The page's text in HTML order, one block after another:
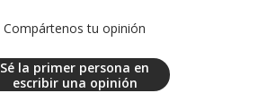
Compártenos tu opinión
Sé la primer persona en
escribir una opinión